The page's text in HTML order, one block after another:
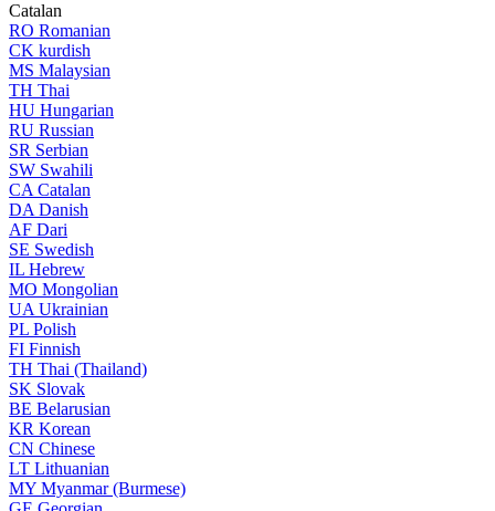
Catalan
RO Romanian
CK kurdish
MS Malaysian
TH Thai
HU Hungarian
RU Russian
SR Serbian
SW Swahili
CA Catalan
DA Danish
AF Dari
SE Swedish
IL Hebrew
MO Mongolian
UA Ukrainian
PL Polish
FI Finnish
TH Thai (Thailand)
SK Slovak
BE Belarusian
KR Korean
CN Chinese
LT Lithuanian
MY Myanmar (Burmese)